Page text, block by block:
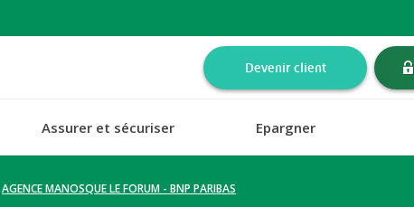
Devenir client
Assurer et sécuriser Epargner
AGENCE MANOSQUE LE FORUM - BNP PARIBAS